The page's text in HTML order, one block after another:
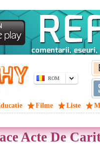
ROM
Filme Liste
Acte De